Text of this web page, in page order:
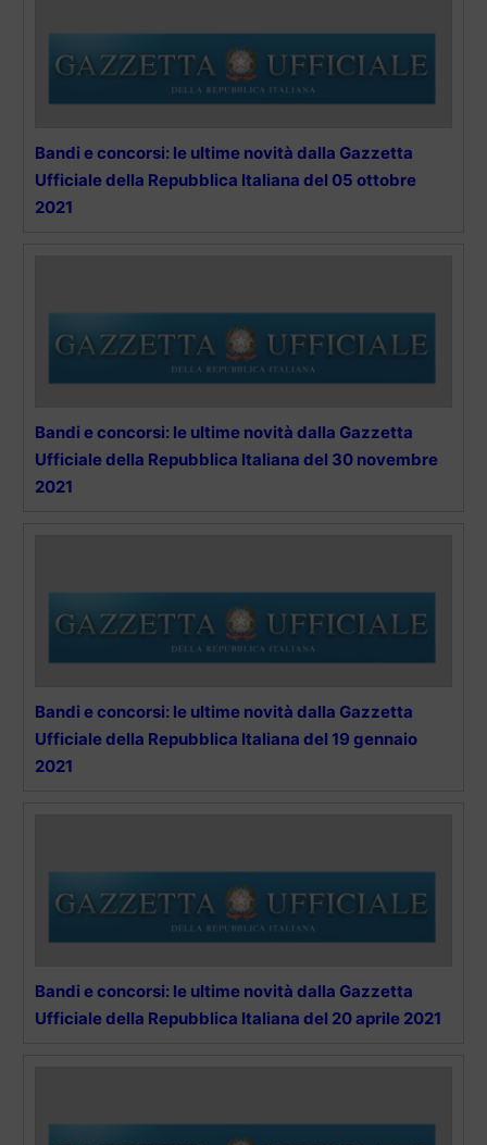
Bandi e concorsi: le ultime novità dalla Gazzetta
Ufficiale della Repubblica Italiana del 05 ottobre
2021
Bandi e concorsi: le ultime novità dalla Gazzetta
Ufficiale della Repubblica Italiana del 30 novembre
2021
Bandi e concorsi: le ultime novità dalla Gazzetta
Ufficiale della Repubblica Italiana del 19 gennaio
2021
Bandi e concorsi: le ultime novità dalla Gazzetta
Ufficiale della Repubblica Italiana del 20 aprile 2021